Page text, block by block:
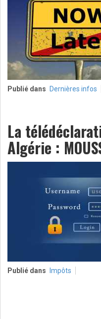
Publié dans Dernières infos
La
Algérie :
Publié dans Impôts